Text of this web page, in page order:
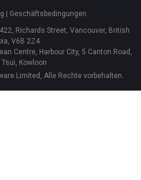
| Geschäftsbedingungen
Richards Street, Vancouver, British
V6B 2Z4
Centre, Harbour City, 5 Canton Road,
Kowloon
Limited, Alle Rechte vorbehalten.